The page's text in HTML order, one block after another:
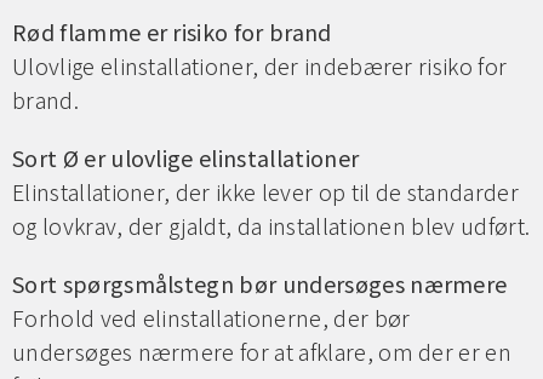
Rød flamme er risiko for brand
Ulovlige elinstallationer, der indebærer risiko for
brand.
Sort Ø er ulovlige elinstallationer
Elinstallationer, der ikke lever op til de standarder
og lovkrav, der gjaldt, da installationen blev udført.
Sort spørgsmålstegn bør undersøges nærmere
Forhold ved elinstallationerne, der bør
undersøges nærmere for at afklare, om der er en